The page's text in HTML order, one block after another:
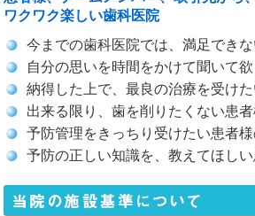
ワクワク楽しい歯科医院
今までの歯科医院では、満足でき
自分の思いを時間をかけて聞いて
納得した上で、最良の治療を受け
出来る限り、歯を削りたくない患
予防管理をきっちり受けたい患者
予防の正しい知識を、教えてほし